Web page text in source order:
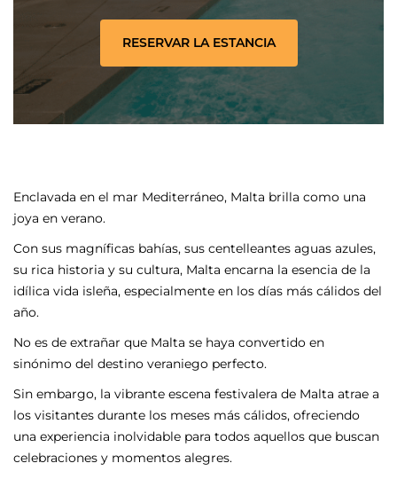
Enclavada en el mar Mediterráneo, Malta brilla como una
joya en verano.
Con sus magníficas bahías, sus centelleantes aguas azules,
su rica historia y su cultura, Malta encarna la esencia de la
idílica vida isleña, especialmente en los días más cálidos del
año.
No es de extrañar que Malta se haya convertido en
sinónimo del destino veraniego perfecto.
Sin embargo, la vibrante escena festivalera de Malta atrae a
los visitantes durante los meses más cálidos, ofreciendo
una experiencia inolvidable para todos aquellos que buscan
celebraciones y momentos alegres.
RESERVAR LA ESTANCIA